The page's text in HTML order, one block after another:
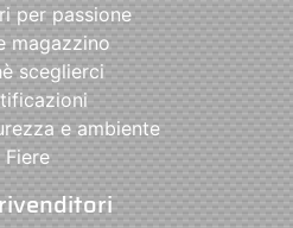
per passione
magazzino
sceglierci
e ambiente
Fiere